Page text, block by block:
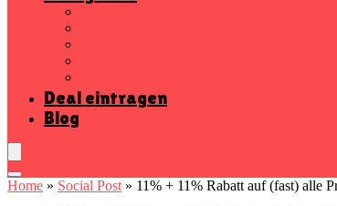
Deal eintragen
Blog
Home » Social Post » 11% + 11% Rabatt auf (fast) alle